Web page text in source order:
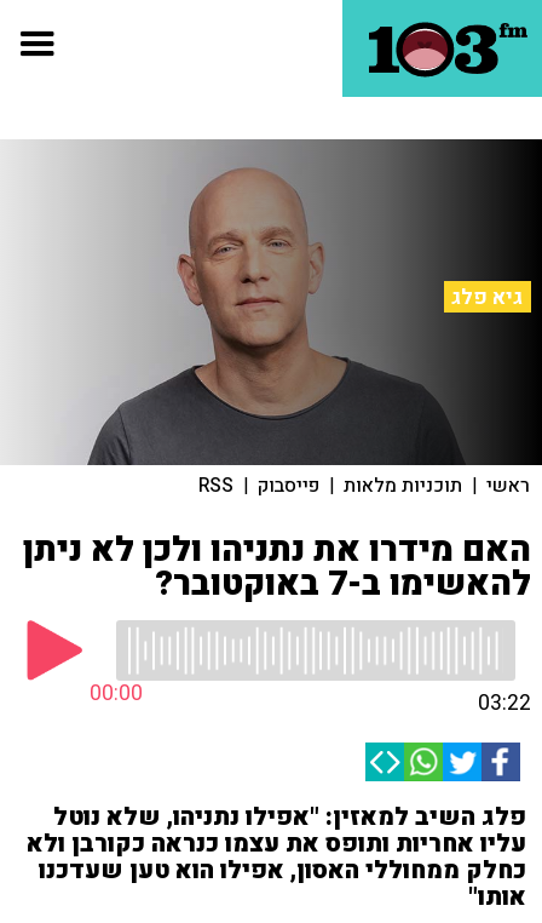
גיא פלג
ראשי | תוכניות מלאות | פייסבוק |
RSS
האם מידרו את נתניהו ולכן לא ניתן
להאשימו ב-7 באוקטובר?
00:00 03:22
פלג השיב למאזין: "אפילו נתניהו, שלא נוטל
עליו אחריות ותופס את עצמו כנראה כקורבן ולא
כחלק ממחוללי האסון, אפילו הוא טען שעדכנו
אותו"